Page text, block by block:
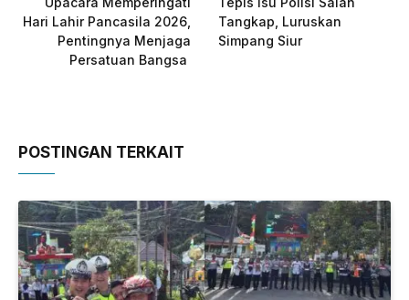
Hari Lahir Pancasila 2026,
Pentingnya Menjaga
Persatuan Bangsa ‎
Tangkap, Luruskan
Simpang Siur
POSTINGAN TERKAIT